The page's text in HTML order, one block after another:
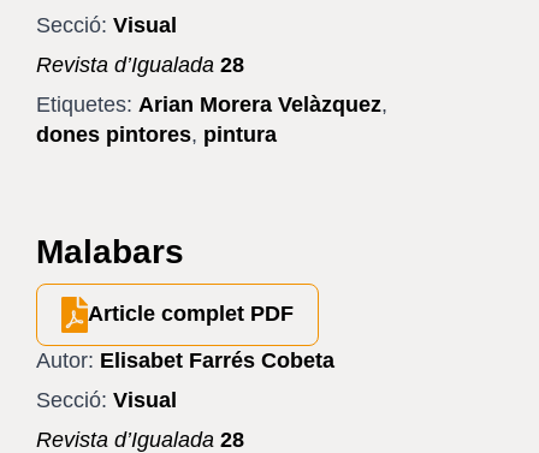
Secció: Visual
Revista d’Igualada 28
Etiquetes: Arian Morera Velàzquez,
dones pintores, pintura
Malabars
Article complet PDF
Autor: Elisabet Farrés Cobeta
Secció: Visual
Revista d’Igualada 28